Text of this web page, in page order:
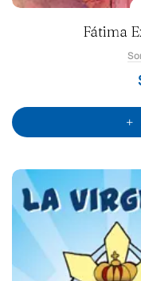
Fátima